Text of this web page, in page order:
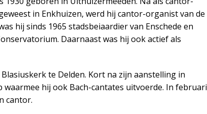
in Enkhuizen, werd hij cantor-organist van de
hij sinds 1965 stadsbeiaardier van Enschede en
Daarnaast was hij ook actief als
te Delden. Kort na zijn aanstelling in
hij ook Bach-cantates uitvoerde. In februari
cantor.